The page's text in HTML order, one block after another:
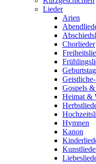
Lieder
Arien
Chorlieder
Gospels
Heimat &
Hymnen
Kanon